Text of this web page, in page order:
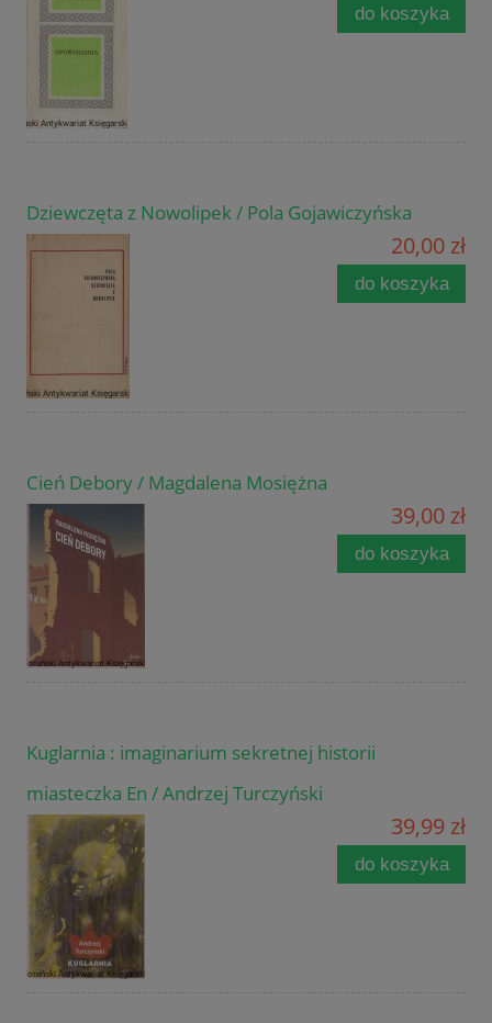
do koszyka
Dziewczęta z Nowolipek / Pola Gojawiczyńska
20,00 zł
do koszyka
Cień Debory / Magdalena Mosiężna
39,00 zł
do koszyka
Kuglarnia : imaginarium sekretnej historii
miasteczka En / Andrzej Turczyński
39,99 zł
do koszyka